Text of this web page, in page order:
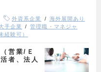
外資系企業
海外展開あり
手企業
管理職・マネジャ
経験可）
営業/Ｅ
者、法人